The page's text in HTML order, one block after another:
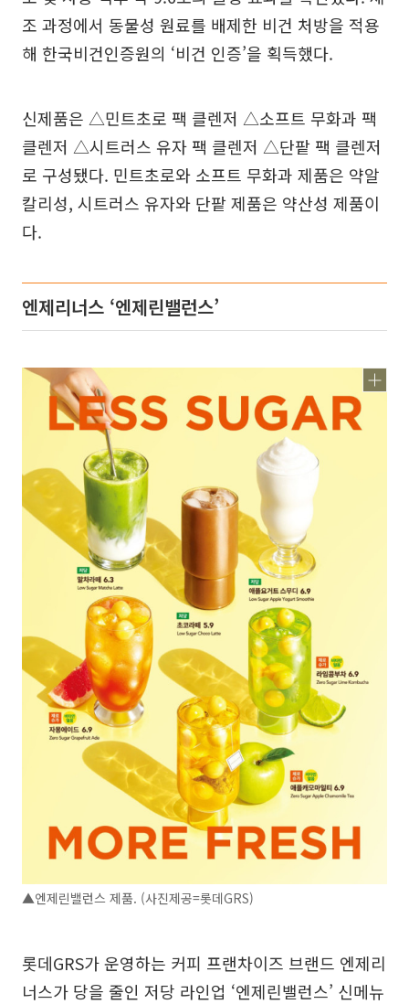
조 과정에서 동물성 원료를 배제한 비건 처방을 적용
해 한국비건인증원의 ‘비건 인증’을 획득했다.
신제품은 △민트초로 팩 클렌저 △소프트 무화과 팩
클렌저 △시트러스 유자 팩 클렌저 △단팥 팩 클렌저
로 구성됐다. 민트초로와 소프트 무화과 제품은 약알
칼리성, 시트러스 유자와 단팥 제품은 약산성 제품이
다.
엔제리너스 ‘엔제린밸런스’
▲엔제린밸런스 제품. (사진제공=롯데GRS)
롯데GRS가 운영하는 커피 프랜차이즈 브랜드 엔제리
너스가 당을 줄인 저당 라인업 ‘엔제린밸런스’ 신메뉴